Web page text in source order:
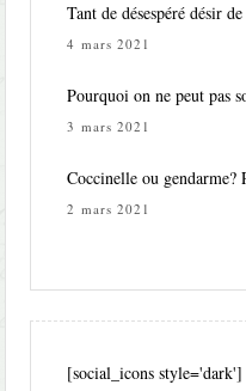
Tant de désespéré désir
4 mars 2021
Pourquoi on ne peut pas
3 mars 2021
Coccinelle ou gendarme?
2 mars 2021
[social_icons style='dark']